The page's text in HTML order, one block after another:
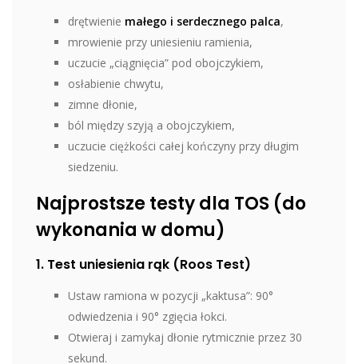
drętwienie małego i serdecznego palca,
mrowienie przy uniesieniu ramienia,
uczucie „ciągnięcia” pod obojczykiem,
osłabienie chwytu,
zimne dłonie,
ból między szyją a obojczykiem,
uczucie ciężkości całej kończyny przy długim
siedzeniu.
Najprostsze testy dla TOS (do
wykonania w domu)
1. Test uniesienia rąk (Roos Test)
Ustaw ramiona w pozycji „kaktusa”: 90°
odwiedzenia i 90° zgięcia łokci.
Otwieraj i zamykaj dłonie rytmicznie przez 30
sekund.